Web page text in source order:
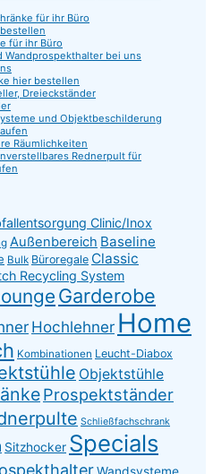
für ihr Büro
für ihr Büro
Wandprospekthalter bei uns
hier bestellen
Dreieckständer
und Objektbeschilderung
Räumlichkeiten
Rednerpult für
Clinic/Inox
Außenbereich Baseline
Bulk Büroregale Classic
Recycling System
Garderobe
Hochlehner Home
Kombinationen Leucht-Diabox
Objektstühle
Prospektständer
Schließfachschrank
Sitzhocker Specials